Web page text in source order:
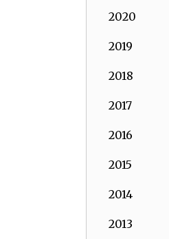
2020
2019
2018
2017
2016
2015
2014
2013